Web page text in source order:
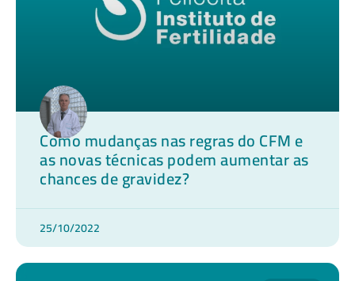
Como mudanças nas regras do CFM e
as novas técnicas podem aumentar as
chances de gravidez?
25/10/2022